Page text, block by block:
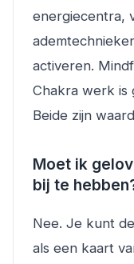
energiecentra,
activeren.
Chakra werk is
Beide zijn
Moet ik
bij te
Nee. Je kunt
als een kaart